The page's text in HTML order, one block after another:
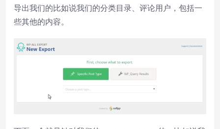
导出我们的比如说我们的分类目录、评论用户，包括一
些其他的内容。